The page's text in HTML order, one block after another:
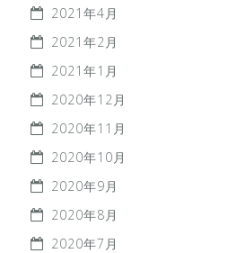
2021年4月
2021年2月
2021年1月
2020年12月
2020年11月
2020年10月
2020年9月
2020年8月
2020年7月